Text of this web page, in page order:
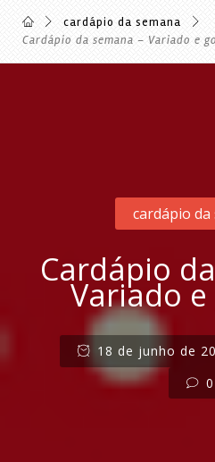
cardápio da semana
Cardápio da semana – Variado e
cardápio da
Cardápio
Variado
18 de junho de
0